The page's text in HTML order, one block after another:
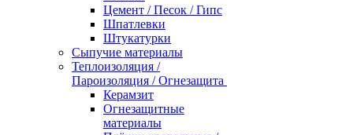
Цемент / Песок / Гипс
Шпатлевки
Штукатурки
Сыпучие материалы
Теплоизоляция /
Пароизоляция / Огнезащита
Керамзит
Огнезащитные
материалы